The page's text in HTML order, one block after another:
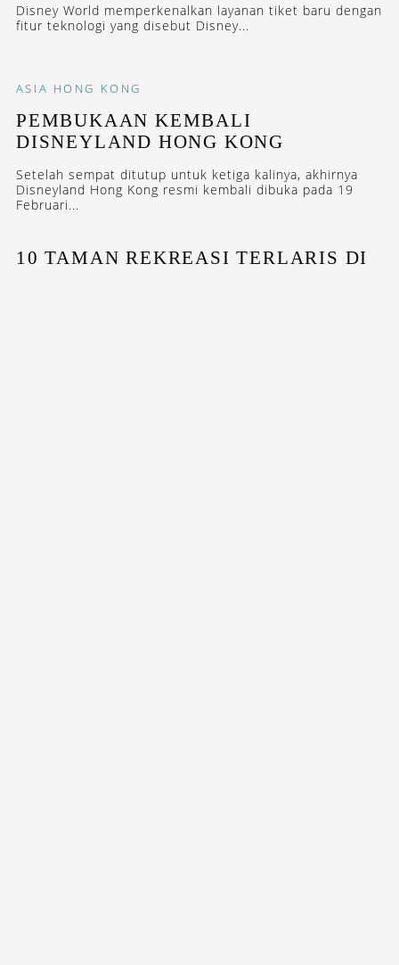
Disney World memperkenalkan layanan tiket baru dengan
fitur teknologi yang disebut Disney...
ASIA HONG KONG
PEMBUKAAN KEMBALI
DISNEYLAND HONG KONG
Setelah sempat ditutup untuk ketiga kalinya, akhirnya
Disneyland Hong Kong resmi kembali dibuka pada 19
Februari...
10 TAMAN REKREASI TERLARIS DI